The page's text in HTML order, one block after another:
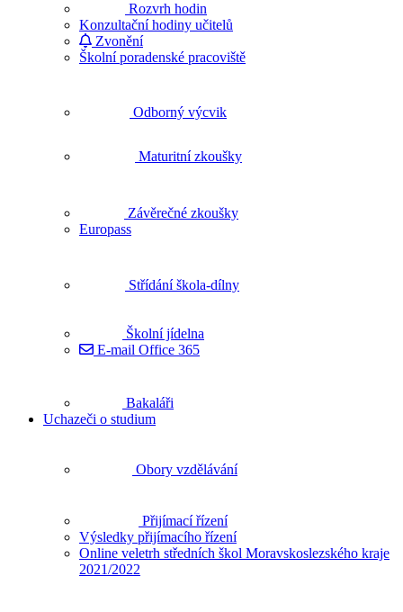
Rozvrh hodin
Konzultační hodiny učitelů
Zvonění
Školní poradenské pracoviště
Odborný výcvik
Maturitní zkoušky
Závěrečné zkoušky
Europass
Střídání škola-dílny
Školní jídelna
E-mail Office 365
Bakaláři
Uchazeči o studium
Obory vzdělávání
Přijímací řízení
Výsledky přijímacího řízení
Online veletrh středních škol Moravskoslezského kraje
2021/2022